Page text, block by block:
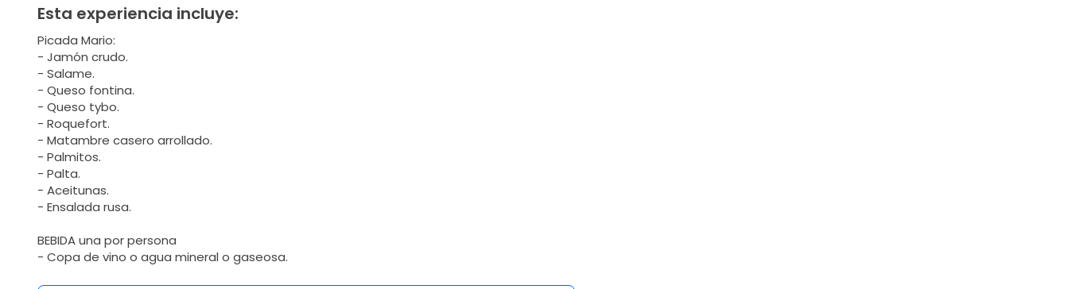
Esta experiencia incluye:
Picada Mario:
- Jamón crudo.
- Salame.
- Queso fontina.
- Queso tybo.
- Roquefort.
- Matambre casero arrollado.
- Palmitos.
- Palta.
- Aceitunas.
- Ensalada rusa.
BEBIDA una por persona
- Copa de vino o agua mineral o gaseosa.